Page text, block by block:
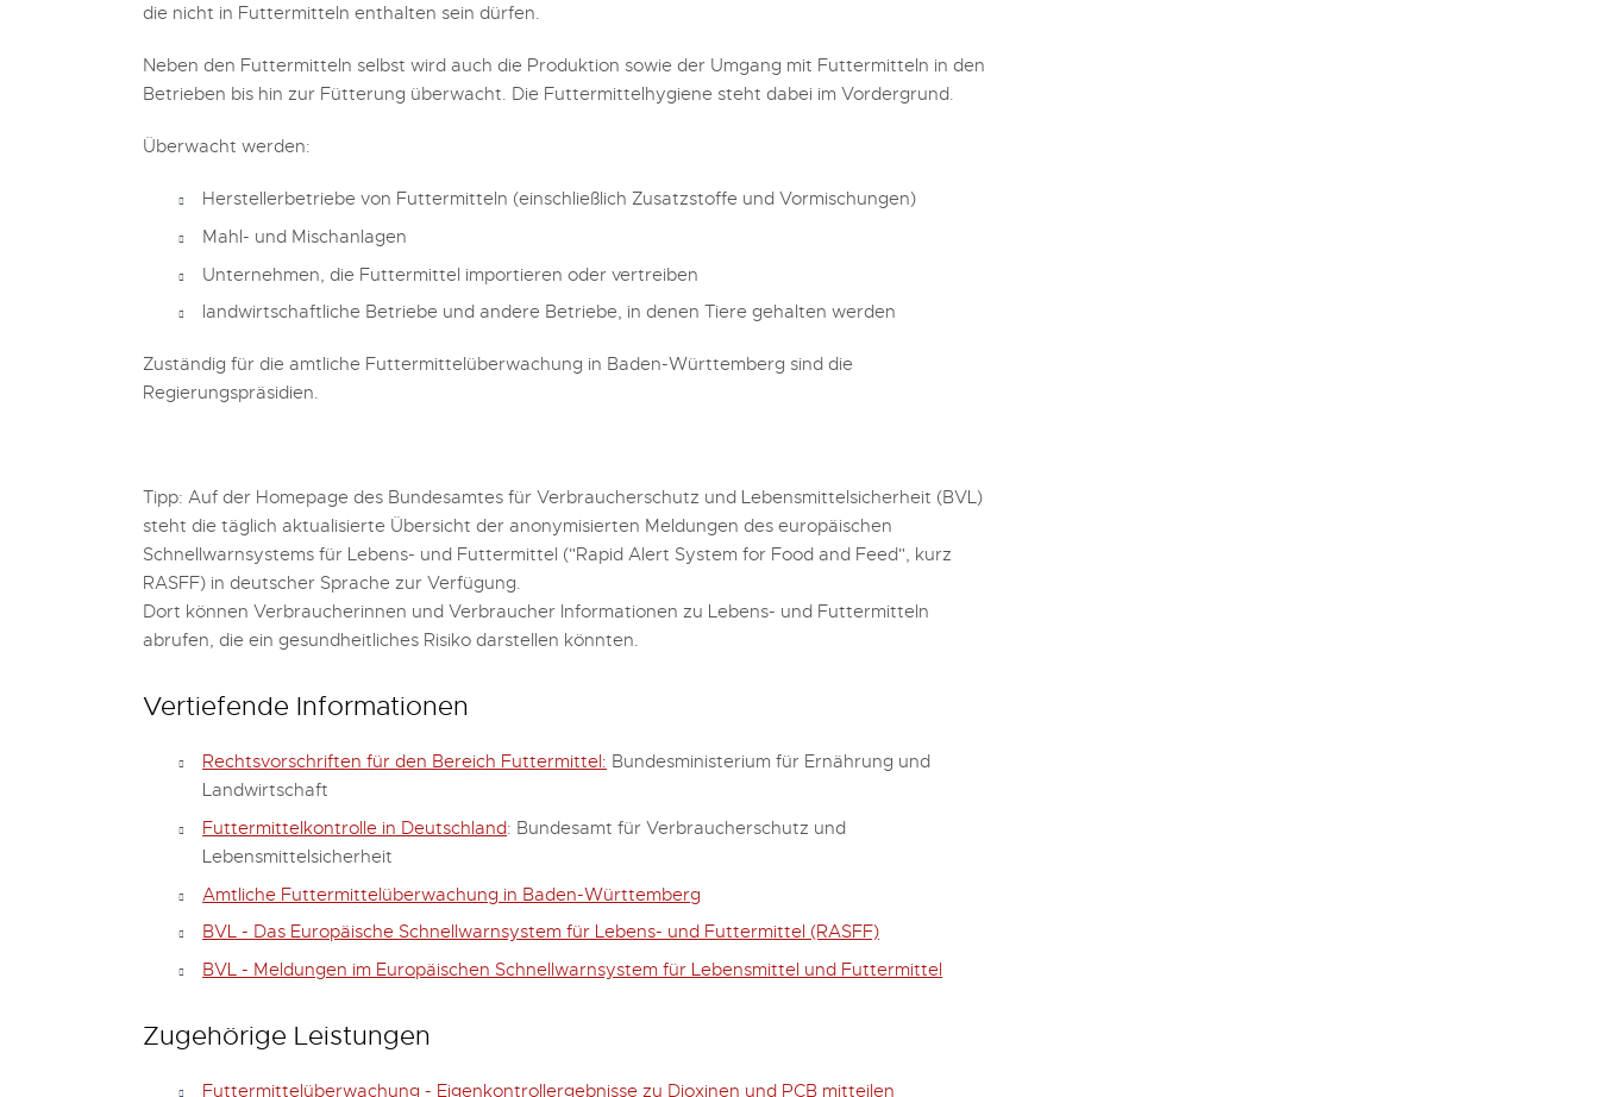
die nicht in Futtermitteln enthalten sein dürfen.
Neben den Futtermitteln selbst wird auch die Produktion sowie der Umgang mit Futtermitteln in den
Betrieben bis hin zur Fütterung überwacht. Die Futtermittelhygiene steht dabei im Vordergrund.
Überwacht werden:
Herstellerbetriebe von Futtermitteln (einschließlich Zusatzstoffe und Vormischungen)
Mahl- und Mischanlagen
Unternehmen, die Futtermittel importieren oder vertreiben
landwirtschaftliche Betriebe und andere Betriebe, in denen Tiere gehalten werden
Zuständig für die amtliche Futtermittelüberwachung in Baden-Württemberg sind die
Regierungspräsidien.
Tipp: Auf der Homepage des Bundesamtes für Verbraucherschutz und Lebensmittelsicherheit (BVL)
steht die täglich aktualisierte Übersicht der anonymisierten Meldungen deseuropäischen
Schnellwarnsystems für Lebens- und Futtermittel ("Rapid Alert System for Food and Feed", kurz
RASFF) in deutscher Sprache zur Verfügung.
Dort könnenVerbraucherinnen und Verbraucher Informationenzu Lebens- und Futtermitteln
abrufen, dieein gesundheitliches Risiko darstellen könnten.
Vertiefende Informationen
Rechtsvorschriften für den Bereich Futtermittel: Bundesministerium für Ernährung und
Landwirtschaft
Futtermittelkontrolle in Deutschland: Bundesamt für Verbraucherschutz und
Lebensmittelsicherheit
Amtliche Futtermittelüberwachung in Baden-Württemberg
BVL - Das Europäische Schnellwarnsystem für Lebens- und Futtermittel (RASFF)
BVL - Meldungen im Europäischen Schnellwarnsystem für Lebensmittel und Futtermittel
Zugehörige Leistungen
Futtermittelüberwachung - Eigenkontrollergebnisse zu Dioxinen und PCB mitteilen